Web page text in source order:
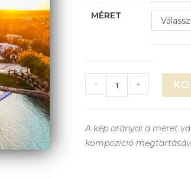
MÉRET
- +
A kép arányai a méret
kompozíció